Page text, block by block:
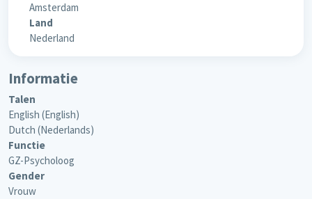
Amsterdam
Land
Nederland
Informatie
Talen
English (English)
Dutch (Nederlands)
Functie
GZ-Psycholoog
Gender
Vrouw